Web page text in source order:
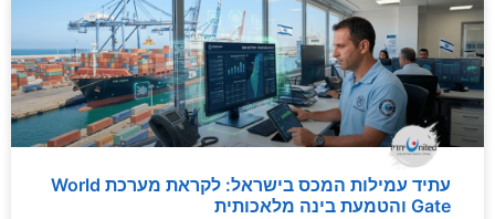
עתיד עמילות המכס בישראל: לקראת מערכת World
Gate והטמעת בינה מלאכותית